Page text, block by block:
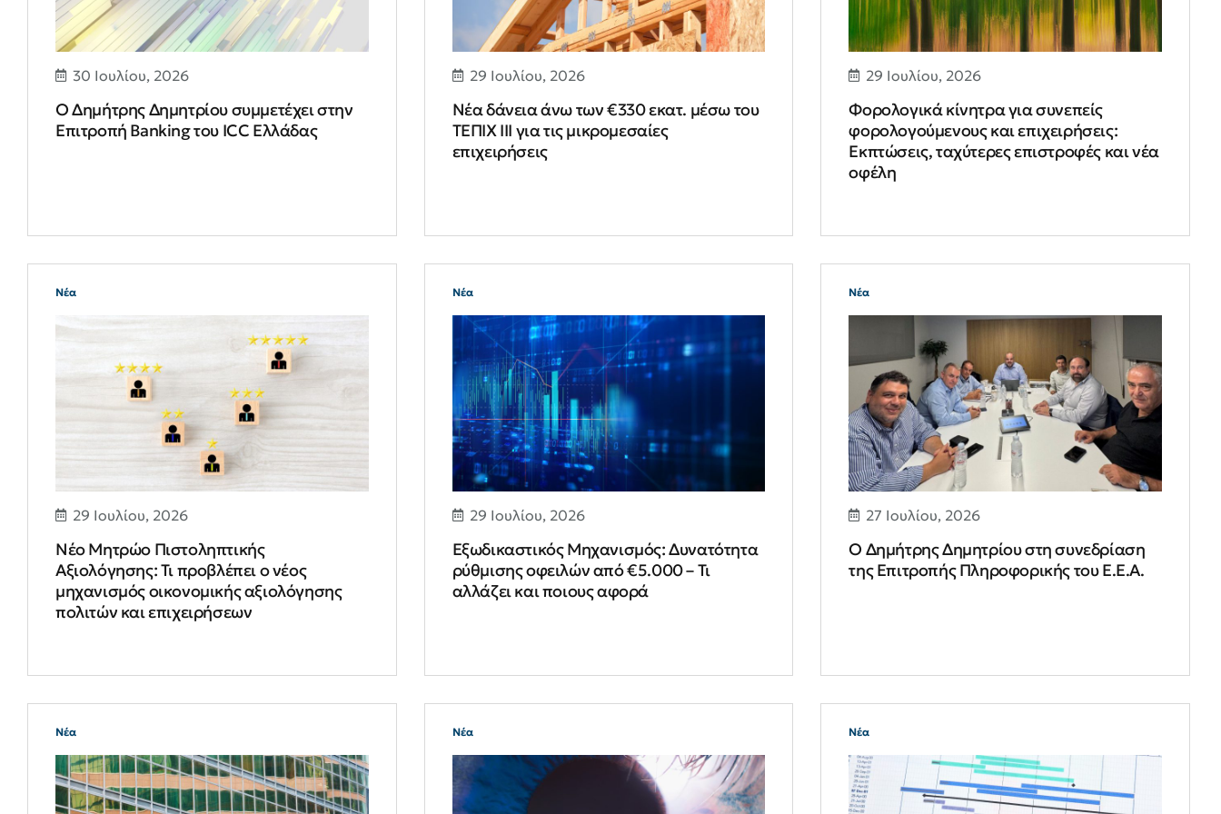
30 Ιουλίου, 2026
Ο Δημήτρης Δημητρίου συμμετέχει στην
Επιτροπή Banking του ICC Ελλάδας
29 Ιουλίου, 2026
Νέα δάνεια άνω των €330 εκατ. μέσω του
ΤΕΠΙΧ ΙΙΙ για τις μικρομεσαίες
επιχειρήσεις
29 Ιουλίου, 2026
Φορολογικά κίνητρα για συνεπείς
φορολογούμενους και επιχειρήσεις:
Εκπτώσεις, ταχύτερες επιστροφές και νέα
οφέλη
Νέα
29 Ιουλίου, 2026
Νέο Μητρώο Πιστοληπτικής
Αξιολόγησης: Τι προβλέπει ο νέος
μηχανισμός οικονομικής αξιολόγησης
πολιτών και επιχειρήσεων
Νέα
29 Ιουλίου, 2026
Εξωδικαστικός Μηχανισμός: Δυνατότητα
ρύθμισης οφειλών από €5.000 – Τι
αλλάζει και ποιους αφορά
Νέα
27 Ιουλίου, 2026
Ο Δημήτρης Δημητρίου στη συνεδρίαση
της Επιτροπής Πληροφορικής του Ε.Ε.Α.
Νέα Νέα Νέα